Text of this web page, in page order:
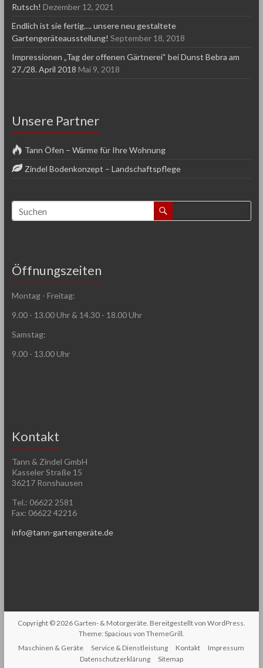
Rutsch! Dezember 12, 2021
Endlich ist sie fertig…. unsere neu gestaltete
Gartengeräteausstellung! September 18, 2018
Impressionen „Tag der offenen Gärtnerei“ bei Dunst Bebra am
27./28. April 2018 Mai 9, 2018
Unsere Partner
Tann Öfen – Wärme für Ihre Wohnung
Zindel Bodenkonzept – Landschaftspflege
Öffnungszeiten
Montag - Freitag:
9.00 - 13.00 Uhr & 14.30 - 18.00 Uhr
Samstag:
9.00 - 13.00 Uhr
Kontakt
Tann & Zindel GmbH
Kasseler Straße 15
36217 Ronshausen
Tel.: 06622 2581
Fax: 06622 42216
info@tann-gartengeräte.de
Copyright © 2026 Garten- & Motorgeräte. Bereitgestellt von WordPress.
Theme: Spacious von ThemeGrill.
Maschinen & Geräte
Service & Dienstleistung Kontakt
Impressum
Datenschutzerklärung
Sitemap